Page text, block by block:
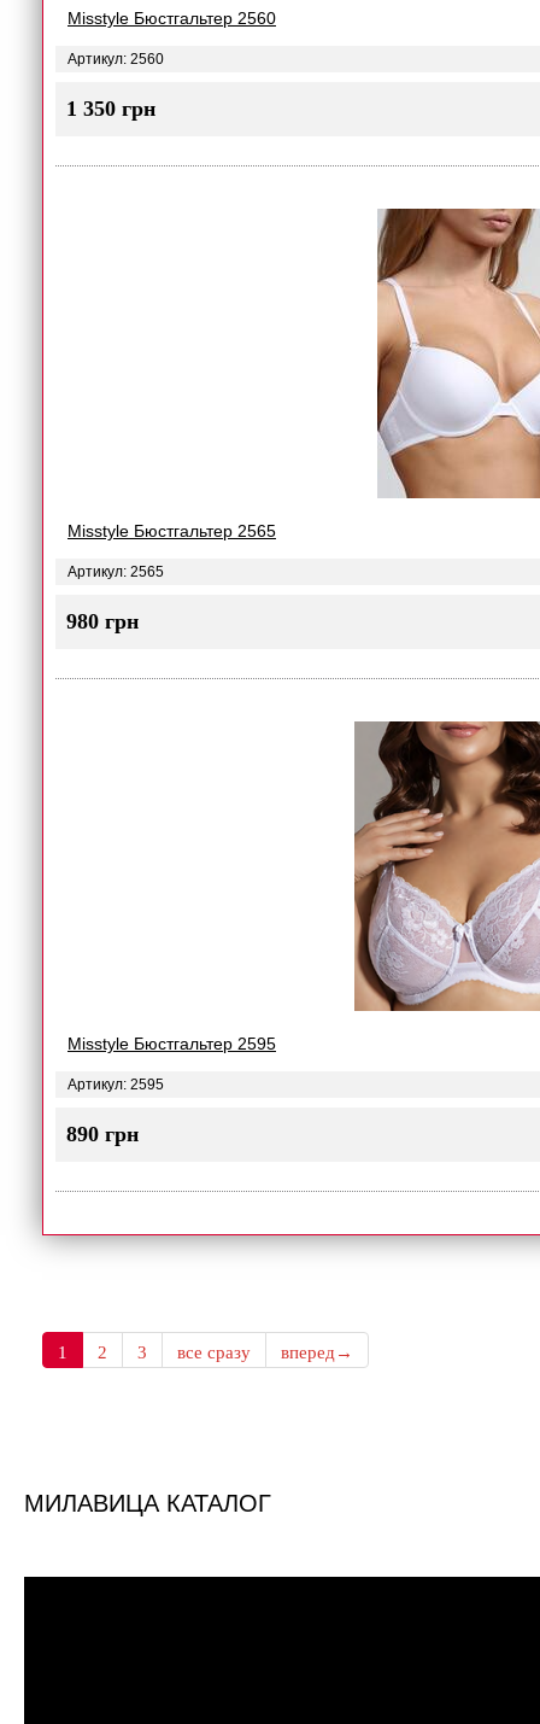
Misstyle Бюстгальтер 2560
Артикул: 2560
1 350 грн
Misstyle Бюстгальтер 2565
Артикул: 2565
980 грн
Misstyle Бюстгальтер 2595
Артикул: 2595
890 грн
1 2 3 все сразу вперед→
МИЛАВИЦА КАТАЛОГ